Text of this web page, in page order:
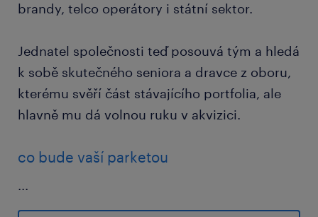
brandy, telco operátory i státní sektor.
Jednatel společnosti teď posouvá tým a hledá
k sobě skutečného seniora a dravce z oboru,
kterému svěří část stávajícího portfolia, ale
hlavně mu dá volnou ruku v akvizici.
co bude vaší parketou
...
farming i akvizice: převezmeš péči o